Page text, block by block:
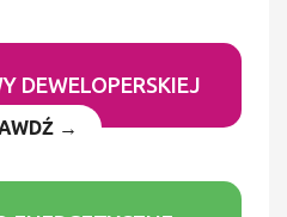
DEWELOPERSKIEJ
→